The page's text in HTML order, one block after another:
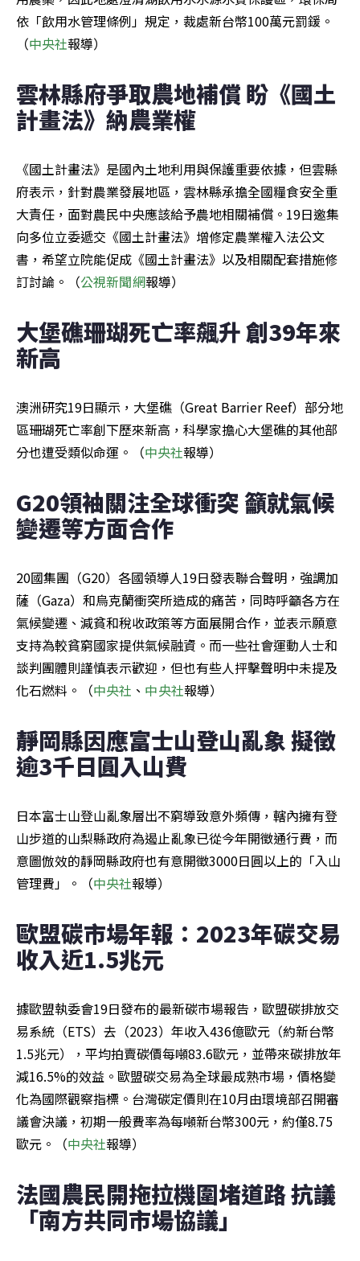
依「飲用水管理條例」規定，裁處新台幣100萬元罰鍰。
（中央社報導）
雲林縣府爭取農地補償 盼《國土
計畫法》納農業權
《國土計畫法》是國內土地利用與保護重要依據，但雲縣
府表示，針對農業發展地區，雲林縣承擔全國糧食安全重
大責任，面對農民中央應該給予農地相關補償。19日邀集
向多位立委遞交《國土計畫法》增修定農業權入法公文
書，希望立院能促成《國土計畫法》以及相關配套措施修
訂討論。（公視新聞網報導）
大堡礁珊瑚死亡率飆升 創39年來
新高
澳洲研究19日顯示，大堡礁（Great Barrier Reef）部分地
區珊瑚死亡率創下歷來新高，科學家擔心大堡礁的其他部
分也遭受類似命運。（中央社報導）
G20領袖關注全球衝突 籲就氣候
變遷等方面合作
20國集團（G20）各國領導人19日發表聯合聲明，強調加
薩（Gaza）和烏克蘭衝突所造成的痛苦，同時呼籲各方在
氣候變遷、減貧和稅收政策等方面展開合作，並表示願意
支持為較貧窮國家提供氣候融資。而一些社會運動人士和
談判團體則謹慎表示歡迎，但也有些人抨擊聲明中未提及
化石燃料。（中央社 、 中央社報導）
靜岡縣因應富士山登山亂象 擬徵
逾3千日圓入山費
日本富士山登山亂象層出不窮導致意外頻傳，轄內擁有登
山步道的山梨縣政府為遏止亂象已從今年開徵通行費，而
意圖倣效的靜岡縣政府也有意開徵3000日圓以上的「入山
管理費」。（中央社報導）
歐盟碳市場年報：2023年碳交易
收入近1.5兆元
據歐盟執委會19日發布的最新碳市場報告，歐盟碳排放交
易系統（ETS）去（2023）年收入436億歐元（約新台幣
1.5兆元），平均拍賣碳價每噸83.6歐元，並帶來碳排放年
減16.5%的效益。歐盟碳交易為全球最成熟市場，價格變
化為國際觀察指標。台灣碳定價則在10月由環境部召開審
議會決議，初期一般費率為每噸新台幣300元，約僅8.75
歐元。（中央社報導）
法國農民開拖拉機圍堵道路 抗議
「南方共同市場協議」